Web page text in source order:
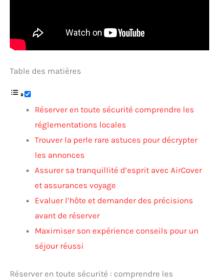
Table des matières
Réserver en toute sécurité comprendre les
réglementations locales
Trouver la perle rare astuces pour décrypter
les annonces
Assurer sa tranquillité d’esprit avec AirCover
et assurances voyage
Evaluer l’hôte et demander des précisions
avant de réserver
Maximiser son expérience conseils pour un
séjour réussi
Réserver en toute sécurité : comprendre les